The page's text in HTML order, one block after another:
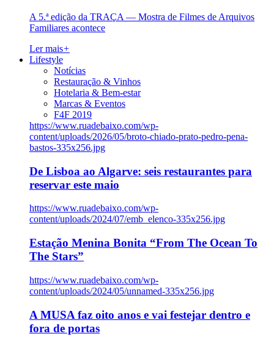
A 5.ª edição da TRAÇA — Mostra de Filmes de Arquivos
Familiares acontece
Ler mais+
Lifestyle
Notícias
Restauração & Vinhos
Hotelaria & Bem-estar
Marcas & Eventos
F4F 2019
https://www.ruadebaixo.com/wp-
content/uploads/2026/05/broto-chiado-prato-pedro-pena-
bastos-335x256.jpg
De Lisboa ao Algarve: seis restaurantes para
reservar este maio
https://www.ruadebaixo.com/wp-
content/uploads/2024/07/emb_elenco-335x256.jpg
Estação Menina Bonita “From The Ocean To
The Stars”
https://www.ruadebaixo.com/wp-
content/uploads/2024/05/unnamed-335x256.jpg
A MUSA faz oito anos e vai festejar dentro e
fora de portas